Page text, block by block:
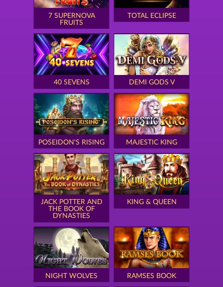
7 SUPERNOVA
FRUITS
TOTAL ECLIPSE
40 SEVENS DEMI GODS V
POSEIDON'S RISING MAJESTIC KING
JACK POTTER AND
THE BOOK OF
DYNASTIES
KING & QUEEN
NIGHT WOLVES RAMSES BOOK